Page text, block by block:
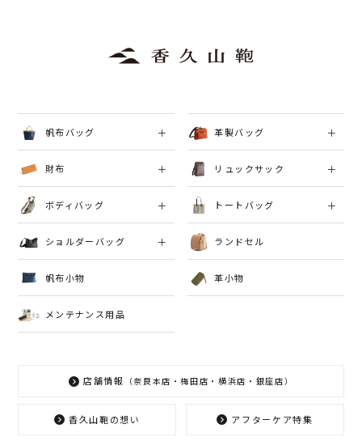
帆布バッグ 革製バッグ
財布 リュックサック
ボディバッグ トートバッグ
ショルダーバッグ ランドセル
帆布小物
メンテナンス用品
革小物
店舗情報 （奈良本店・梅田店・横浜店・銀座店）
香久山鞄の想い アフターケア特集